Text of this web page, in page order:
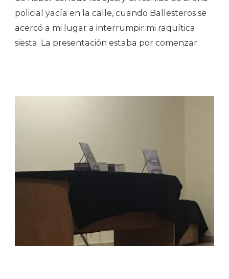
policial yacía en la calle, cuando Ballesteros se
acercó a mi lugar a interrumpir mi raquítica
siesta. La presentación estaba por comenzar.